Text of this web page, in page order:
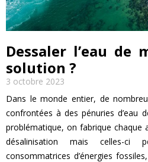
Dessaler l’eau de
solution ?
3 octobre 2023
Dans le monde entier, de
confrontées à des pénuries d’eau
problématique, on fabrique chaque
désalinisation mais celles-ci
consommatrices d’énergies